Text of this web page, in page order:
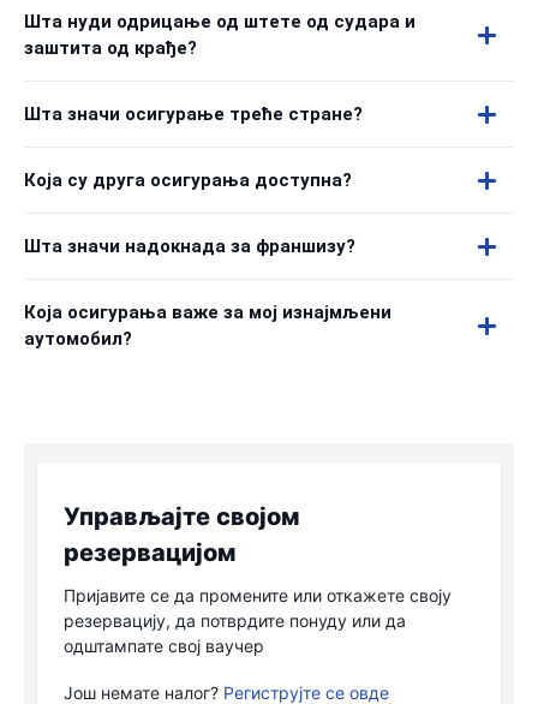
Шта нуди одрицање од штете од судара и
заштита од крађе?
Шта значи осигурање треће стране?
Која су друга осигурања доступна?
Шта значи надокнада за франшизу?
Која осигурања важе за мој изнајмљени
аутомобил?
Управљајте својом
резервацијом
Пријавите се да промените или откажете своју
резервацију, да потврдите понуду или да
одштампате свој ваучер
Још немате налог? Региструјте се овде